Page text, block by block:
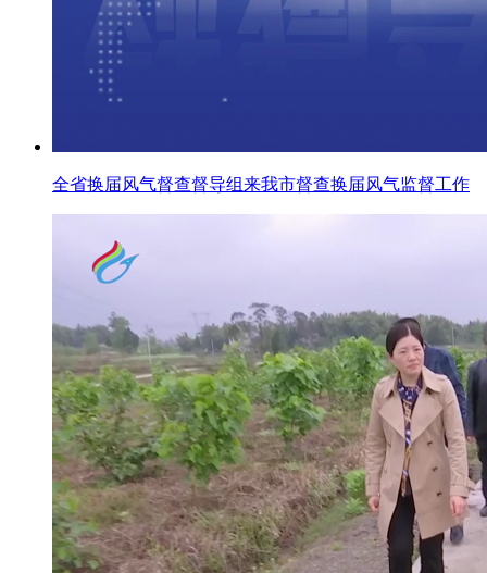
全省换届风气督查督导组来我市督查换届风气监督工作